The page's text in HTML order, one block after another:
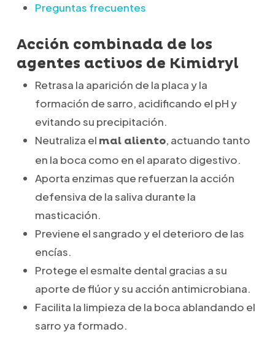
Preguntas frecuentes
Acción combinada de los
agentes activos de Kimidryl
Retrasa la aparición de la placa y la
formación de sarro, acidificando el pH y
evitando su precipitación.
Neutraliza el mal aliento, actuando tanto
en la boca como en el aparato digestivo.
Aporta enzimas que refuerzan la acción
defensiva de la saliva durante la
masticación.
Previene el sangrado y el deterioro de las
encías.
Protege el esmalte dental gracias a su
aporte de flúor y su acción antimicrobiana.
Facilita la limpieza de la boca ablandando el
sarro ya formado.